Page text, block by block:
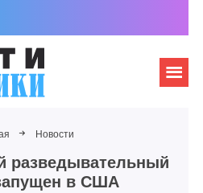
Новости
разведывательный
в США